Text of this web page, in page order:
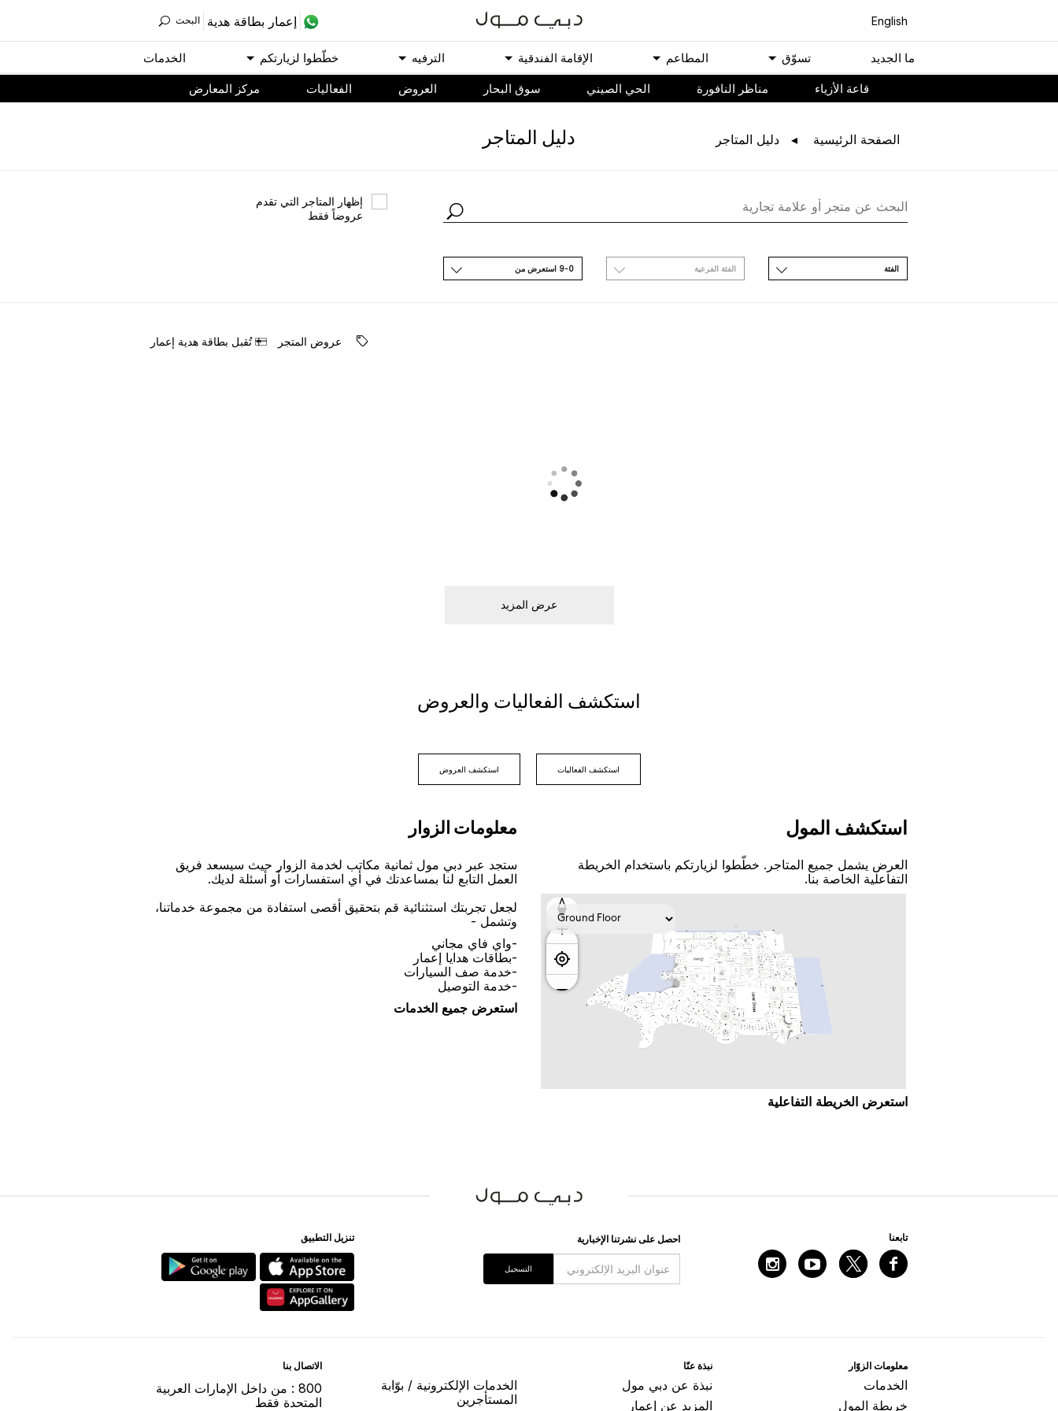
English ﺇﻋﻤﺎﺭ ﺑﻄﺎﻗﺔ ﻫﺪﻳﺔ اﻟﺒﺤﺚ
ﻣﺎ اﻟﺠﺪﻳﺪ ﺗﺴﻮّﻕ اﻟﻤﻄﺎﻋﻢ اﻹﻗﺎﻣﺔ اﻟﻔﻨﺪﻗﻴﺔ اﻟﺘﺮﻓﻴﻪ ﺧﻄّﻄﻮا ﻟﺰﻳﺎﺭﺗﻜﻢ اﻟﺨﺪﻣﺎﺕ
ﻗﺎﻋﺔ اﻷﺯﻳﺎء مناظر النافورة الحي الصيني سوق البحار اﻟﻌﺮﻭﺽ اﻟﻔﻌﺎﻟﻴﺎﺕ مركز المعارض
اﻟﺼﻔﺤﺔ اﻟﺮﺋﻴﺴﻴﺔ ﺩﻟﻴﻞ اﻟﻤﺘﺎﺟﺮ ﺩﻟﻴﻞ اﻟﻤﺘﺎﺟﺮ
ﺇﻇﻬﺎﺭ اﻟﻤﺘﺎﺟﺮ اﻟﺘﻲ ﺗﻘﺪﻡ
ﻋﺮﻭﺿﺎً ﻓﻘﻂ
اﻟﻔﺌﺔ اﻟﻔﺌﺔ اﻟﻔﺮﻋﻴﺔ 9-0 اﺳﺘﻌﺮﺽ ﻣﻦ
ﻋﺮﻭﺽ اﻟﻤﺘﺠﺮ ﺗُﻘﺒﻞ ﺑﻄﺎﻗﺔ ﻫﺪﻳﺔ ﺇﻋﻤﺎﺭ
ﻋﺮﺽ اﻟﻤﺰﻳﺪ
اﺳﺘﻜﺸﻒ اﻟﻔﻌﺎﻟﻴﺎﺕ ﻭاﻟﻌﺮﻭﺽ
اﺳﺘﻜﺸﻒ اﻟﻔﻌﺎﻟﻴﺎﺕ اﺳﺘﻜﺸﻒ اﻟﻌﺮﻭﺽ
اﺳﺘﻜﺸﻒ اﻟﻤﻮﻝ
اﻟﻌﺮﺽ ﻳﺸﻤﻞ ﺟﻤﻴﻊ اﻟﻤﺘﺎﺟﺮ. ﺧﻄّﻄﻮا ﻟﺰﻳﺎﺭﺗﻜﻢ ﺑﺎﺳﺘﺨﺪاﻡ اﻟﺨﺮﻳﻄﺔ
اﻟﺘﻔﺎﻋﻠﻴﺔ اﻟﺨﺎﺻﺔ ﺑﻨﺎ.
اﺳﺘﻌﺮﺽ اﻟﺨﺮﻳﻄﺔ اﻟﺘﻔﺎﻋﻠﻴﺔ
ﻣﻌﻠﻮﻣﺎﺕ اﻟﺰﻭاﺭ
ﺳﺘﺠﺪ ﻋﺒﺮ ﺩﺑﻲ ﻣﻮﻝ ﺛﻤﺎﻧﻴﺔ ﻣﻜﺎﺗﺐ ﻟﺨﺪﻣﺔ اﻟﺰﻭاﺭ ﺣﻴﺚ ﺳﻴﺴﻌﺪ ﻓﺮﻳﻖ
اﻟﻌﻤﻞ اﻟﺘﺎﺑﻊ ﻟﻨﺎ ﺑﻤﺴﺎﻋﺪﺗﻚ ﻓﻲ ﺃﻱ اﺳﺘﻔﺴﺎﺭاﺕ ﺃﻭ ﺃﺳﺌﻠﺔ ﻟﺪﻳﻚ.
ﻟﺠﻌﻞ ﺗﺠﺮﺑﺘﻚ اﺳﺘﺜﻨﺎﺋﻴﺔ ﻗﻢ ﺑﺘﺤﻘﻴﻖ ﺃﻗﺼﻰ اﺳﺘﻔﺎﺩﺓ ﻣﻦ ﻣﺠﻤﻮﻋﺔ ﺧﺪﻣﺎﺗﻨﺎ،
ﻭﺗﺸﻤﻞ -
-ﻭاﻱ ﻓﺎﻱ ﻣﺠﺎﻧﻲ
-ﺑﻄﺎﻗﺎﺕ ﻫﺪاﻳﺎ ﺇﻋﻤﺎﺭ
-ﺧﺪﻣﺔ ﺻﻒ اﻟﺴﻴﺎﺭاﺕ
-ﺧﺪﻣﺔ اﻟﺘﻮﺻﻴﻞ
اﺳﺘﻌﺮﺽ ﺟﻤﻴﻊ اﻟﺨﺪﻣﺎﺕ
ﺗﺎﺑﻌﻨﺎ اﺣﺼﻞ ﻋﻠﻰ ﻧﺸﺮﺗﻨﺎ اﻹﺧﺒﺎﺭﻳﺔ
اﻟﺘﺴﺠﻴﻞ
ﺗﻨﺰﻳﻞ اﻟﺘﻄﺒﻴﻖ
ﻣﻌﻠﻮﻣﺎﺕ اﻟﺰﻭّاﺭ
اﻟﺨﺪﻣﺎﺕ
ﺧﺮﻳﻄﺔ اﻟﻤﻮﻝ
ﻧﺒﺬﺓ ﻋﻨّﺎ
ﻧﺒﺬﺓ ﻋﻦ ﺩﺑﻲ ﻣﻮﻝ
المزيد عن إعمار
اﻟﺨﺪﻣﺎﺕ اﻹﻟﻜﺘﺮﻭﻧﻴﺔ / ﺑﻮّاﺑﺔ
اﻟﻤﺴﺘﺄﺟﺮﻳﻦ
اﻻﺗﺼﺎﻝ ﺑﻨﺎ
800 : ﻣﻦ ﺩاﺧﻞ اﻹﻣﺎﺭاﺕ اﻟﻌﺮﺑﻴﺔ
اﻟﻤﺘﺤﺪﺓ ﻓﻘﻂ